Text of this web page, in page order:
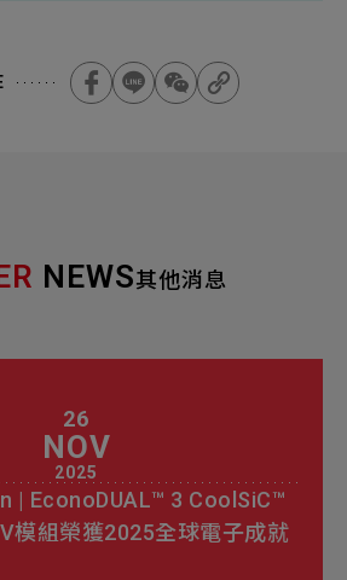
NEWS其他消息
26
NOV
2025
| EconoDUAL™ 3 CoolSiC™
模組榮獲2025全球電子成就